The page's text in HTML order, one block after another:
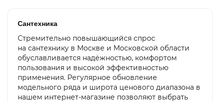
Сантехника
Стремительно повышающийся спрос
на сантехнику в Москве и Московской области
обуславливается надёжностью, комфортом
пользования и высокой эффективностью
применения. Регулярное обновление
модельного ряда и широта ценового диапазона в
нашем интернет-магазине позволяют выбрать